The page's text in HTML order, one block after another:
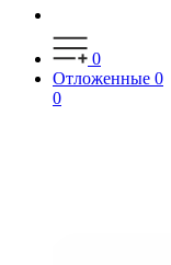
0
Отложенные 0
0